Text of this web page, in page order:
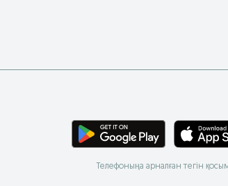
Телефоныңа арналған тегін